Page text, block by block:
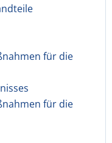
für die
für die